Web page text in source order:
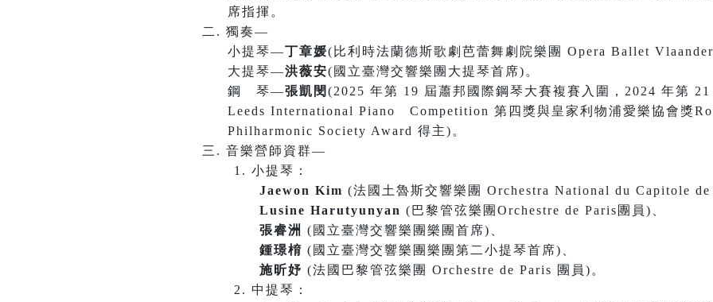
席指揮。
獨奏—
小提琴—丁章媛(比利時法蘭德斯歌劇芭蕾舞劇院樂團 Opera Ballet
大提琴—洪薇安(國立臺灣交響樂團大提琴首席)。
鋼 琴—張凱閔 (2025 年第 19 屆蕭邦國際鋼琴大賽複賽入圍，2024 年第
Leeds International Piano Competition 第四獎與皇家利物浦愛樂協會獎
Philharmonic Society Award 得主)。
音樂營師資群—
小提琴：
Jaewon Kim (法國土魯斯交響樂團 Orchestra National du Capitole de
Lusine Harutyunyan (巴黎管弦樂團Orchestre de Paris團員)、
張睿洲 (國立臺灣交響樂團樂團首席)、
鍾璟棛 (國立臺灣交響樂團樂團第二小提琴首席)、
施昕妤 (法國巴黎管弦樂團 Orchestre de Paris 團員)。
中提琴：